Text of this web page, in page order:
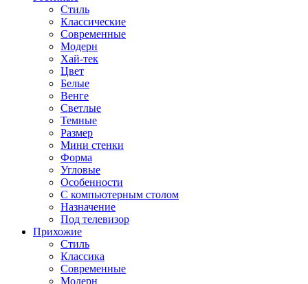
Стиль
Классические
Современные
Модерн
Хай-тек
Цвет
Белые
Венге
Светлые
Темные
Размер
Мини стенки
Форма
Угловые
Особенности
С компьютерным столом
Назначение
Под телевизор
Прихожие
Стиль
Классика
Современные
Модерн